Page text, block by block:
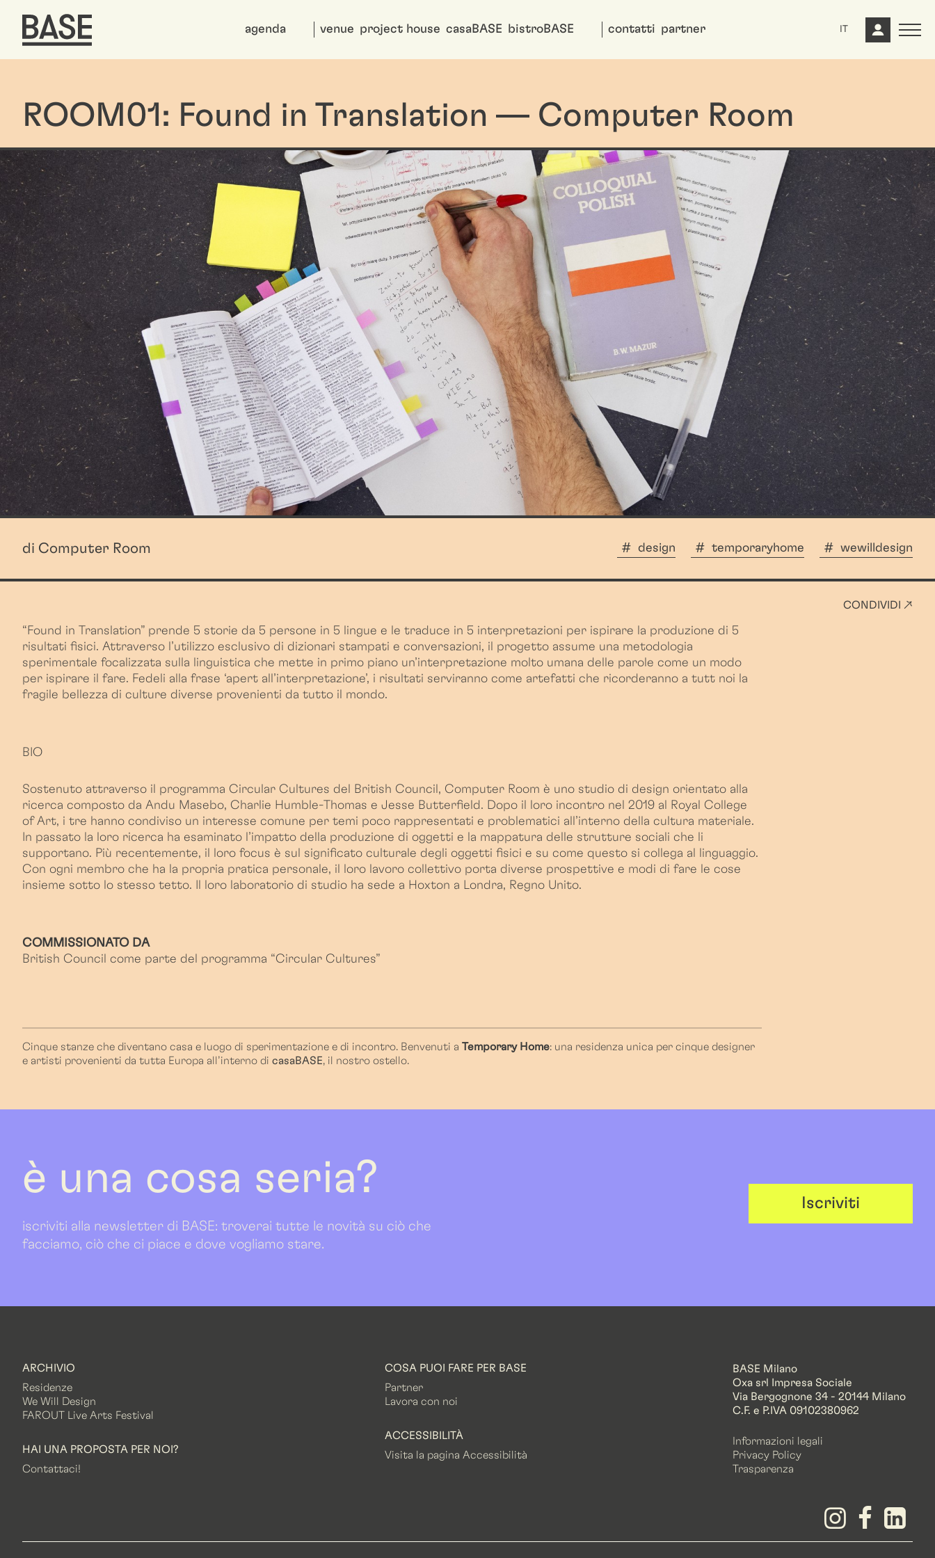
agenda venue project house casaBASE bistroBASE contatti partner IT
ROOM01: Found in Translation — Computer Room
di Computer Room design temporaryhome wewilldesign
CONDIVIDI ↗
“Found in Translation” prende 5 storie da 5 persone in 5 lingue e le traduce in 5 interpretazioni per ispirare la produzione di 5
risultati fisici. Attraverso l’utilizzo esclusivo di dizionari stampati e conversazioni, il progetto assume una metodologia
sperimentale focalizzata sulla linguistica che mette in primo piano un’interpretazione molto umana delle parole come un modo
per ispirare il fare. Fedeli alla frase ‘apert all’interpretazione’, i risultati serviranno come artefatti che ricorderanno a tutt noi la
fragile bellezza di culture diverse provenienti da tutto il mondo.
BIO
Sostenuto attraverso il programma Circular Cultures del British Council, Computer Room è uno studio di design orientato alla
ricerca composto da Andu Masebo, Charlie Humble-Thomas e Jesse Butterfield. Dopo il loro incontro nel 2019 al Royal College
of Art, i tre hanno condiviso un interesse comune per temi poco rappresentati e problematici all’interno della cultura materiale.
In passato la loro ricerca ha esaminato l’impatto della produzione di oggetti e la mappatura delle strutture sociali che li
supportano. Più recentemente, il loro focus è sul significato culturale degli oggetti fisici e su come questo si collega al linguaggio.
Con ogni membro che ha la propria pratica personale, il loro lavoro collettivo porta diverse prospettive e modi di fare le cose
insieme sotto lo stesso tetto. Il loro laboratorio di studio ha sede a Hoxton a Londra, Regno Unito.
COMMISSIONATO DA
British Council come parte del programma “Circular Cultures”
Cinque stanze che diventano casa e luogo di sperimentazione e di incontro. Benvenuti aTemporary Home: una residenza unica per cinque designer
e artisti provenienti da tutta Europa all’interno dicasaBASE, il nostro ostello.
è una cosa seria?
iscriviti alla newsletter di BASE: troverai tutte le novità su ciò che
facciamo, ciò che ci piace e dove vogliamo stare.
Iscriviti
ARCHIVIO
Residenze
We Will Design
FAROUT Live Arts Festival
HAI UNA PROPOSTA PER NOI?
Contattaci!
COSA PUOI FARE PER BASE
Partner
Lavora con noi
ACCESSIBILITÀ
Visita la pagina Accessibilità
BASE Milano
Oxa srl Impresa Sociale
Via Bergognone 34 - 20144 Milano
C.F. e P.IVA 09102380962
Informazioni legali
Privacy Policy
Trasparenza